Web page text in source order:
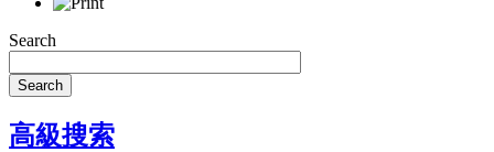
Search
Search
高級搜索